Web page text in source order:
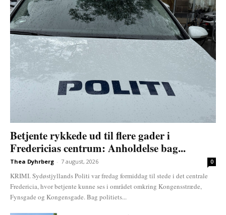
Betjente rykkede ud til flere gader i
Fredericias centrum: Anholdelse bag...
Thea Dyhrberg - 7 august, 2026 0
KRIMI. Sydøstjyllands Politi var fredag formiddag til stede i det centrale
Fredericia, hvor betjente kunne ses i området omkring Kongensstræde,
Fynsgade og Kongensgade. Bag politiets...